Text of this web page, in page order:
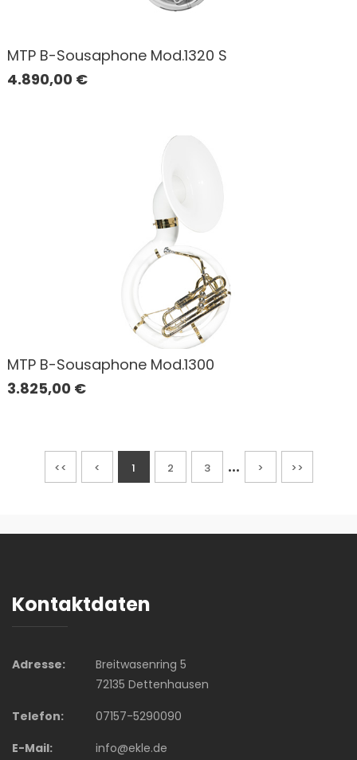
MTP B-Sousaphone Mod.1320 S
4.890,00 €
MTP B-Sousaphone Mod.1300
3.825,00 €
<< < 1 2 3 ... > >>
Kontaktdaten
Adresse:
Breitwasenring 5
72135 Dettenhausen
Telefon:
07157-5290090
E-Mail:
info@ekle.de